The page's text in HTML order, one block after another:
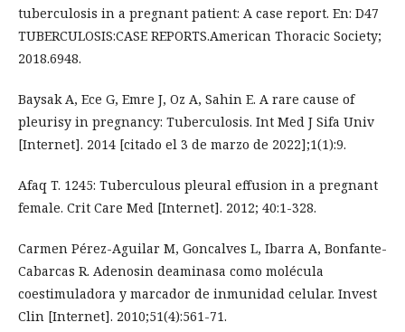
tuberculosis in a pregnant patient: A case report. En: D47
TUBERCULOSIS:CASE REPORTS.American Thoracic Society;
2018.6948.
Baysak A, Ece G, Emre J, Oz A, Sahin E. A rare cause of
pleurisy in pregnancy: Tuberculosis. Int Med J Sifa Univ
[Internet]. 2014 [citado el 3 de marzo de 2022];1(1):9.
Afaq T. 1245: Tuberculous pleural effusion in a pregnant
female. Crit Care Med [Internet]. 2012; 40:1-328.
Carmen Pérez-Aguilar M, Goncalves L, Ibarra A, Bonfante-
Cabarcas R. Adenosin deaminasa como molécula
coestimuladora y marcador de inmunidad celular. Invest
Clin [Internet]. 2010;51(4):561-71.